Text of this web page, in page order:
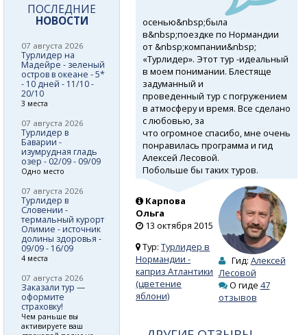
осенью&nbsp;была
в&nbsp;поездке по Нормандии
от &nbsp;компании&nbsp;
«Турлидер». Этот тур -идеальный
в моем понимании. Блестяще
задуманный и
проведенный тур с погружением
в атмосферу и время. Все сделано
с любовью, за
что огромное спасибо, мне очень
понравилась программа и гид
Алексей Лесовой.
Побольше бы таких туров.
Карпова
Ольга
13 октября 2015
Тур:Турлидер в
Нормандии -
каприз Атлантики
(цветение
яблони)
Гид: Алексей
Лесовой
О гиде 47
отзывов
ПОСЛЕДНИЕ
НОВОСТИ
07 августа 2026
Турлидер на
Мадейре - зеленый
остров в океане - 5*
- 10 дней - 11/10 -
20/10
3 места
07 августа 2026
Турлидер в
Баварии -
изумрудная гладь
озер - 02/09 - 09/09
Одно место
07 августа 2026
Турлидер в
Словении -
термальный курорт
Олимие - источник
долины здоровья -
09/09 - 16/09
4 места
07 августа 2026
Заказали тур —
оформите
страховку!
Чем раньше вы
активируете ваш